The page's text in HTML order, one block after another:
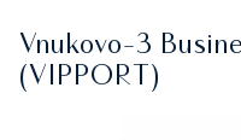
Vnukovo‑3
(VIPPORT)